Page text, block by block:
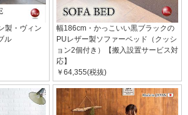
製・ヴィン
ル
幅186cm・かっこいい黒ブラックの
PUレザー製ソファーベッド（クッシ
ョン2個付き）【搬入設置サービス対
応】
￥64,355(税抜)